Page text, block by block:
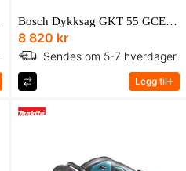
Bosch Dykksag GKT 55 GCE Professional med 1 x sirkelsagblad, Top Precision Best for Wood, 165 x 1,8/1,3 x 20 mm, 48 (2 608 642 384) i L-BOXX
8 820 kr
Sendes om 5-7 hverdager
Legg til